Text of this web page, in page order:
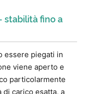
stabilità fino a
essere piegati in
viene aperto e
particolarmente
di carico esatta, a